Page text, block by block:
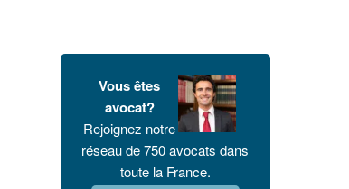
Vous êtes
avocat?
Rejoignez notre
réseau de 750 avocats dans
toute la France.